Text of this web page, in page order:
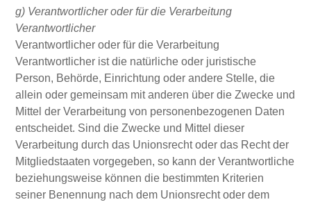
g) Verantwortlicher oder für die Verarbeitung
Verantwortlicher
Verantwortlicher oder für die Verarbeitung
Verantwortlicher ist die natürliche oder juristische
Person, Behörde, Einrichtung oder andere Stelle, die
allein oder gemeinsam mit anderen über die Zwecke und
Mittel der Verarbeitung von personenbezogenen Daten
entscheidet. Sind die Zwecke und Mittel dieser
Verarbeitung durch das Unionsrecht oder das Recht der
Mitgliedstaaten vorgegeben, so kann der Verantwortliche
beziehungsweise können die bestimmten Kriterien
seiner Benennung nach dem Unionsrecht oder dem